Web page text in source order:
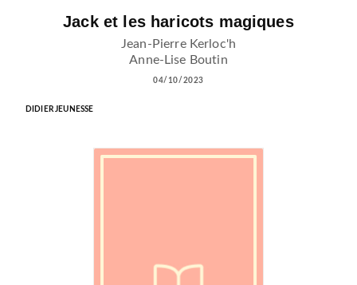
Jack et les haricots magiques
Jean-Pierre Kerloc'h
Anne-Lise Boutin
04/10/2023
DIDIER JEUNESSE